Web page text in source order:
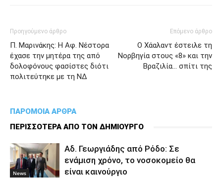
Προηγούμενο άρθρο
Π. Μαρινάκης: Η Αφ. Νέστορα
έχασε την μητέρα της από
δολοφόνους φασίστες διότι
πολιτεύτηκε με τη ΝΔ
Επόμενο άρθρο
Ο Χάαλαντ έστειλε τη
Νορβηγία στους «8» και την
Βραζιλία… σπίτι της
ΠΑΡΟΜΟΙΑ ΑΡΘΡΑ
ΠΕΡΙΣΣΟΤΕΡΑ ΑΠΟ ΤΟΝ ΔΗΜΙΟΥΡΓΟ
News
Αδ. Γεωργιάδης από Ρόδο: Σε
ενάμιση χρόνο, το νοσοκομείο θα
είναι καινούργιο